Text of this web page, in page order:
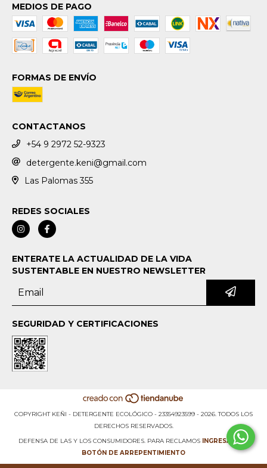
MEDIOS DE PAGO
FORMAS DE ENVÍO
CONTACTANOS
+54 9 2972 52-9323
detergente.keni@gmail.com
Las Palomas 355
REDES SOCIALES
ENTERATE LA ACTUALIDAD DE LA VIDA
SUSTENTABLE EN NUESTRO NEWSLETTER
SEGURIDAD Y CERTIFICACIONES
COPYRIGHT KEÑI - DETERGENTE ECOLÓGICO - 23354923599 - 2026. TODOS LOS
DERECHOS RESERVADOS.
DEFENSA DE LAS Y LOS CONSUMIDORES. PARA RECLAMOS INGRESÁ ACÁ.
BOTÓN DE ARREPENTIMIENTO